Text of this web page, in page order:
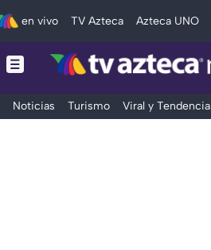
en vivo TV Azteca Azteca UNO
Noticias Turismo Viral y Tendencia